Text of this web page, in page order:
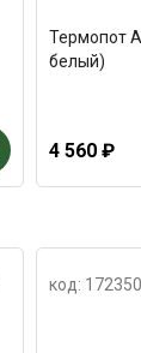
Термопот
белый)
4 560 ₽
код: 172350